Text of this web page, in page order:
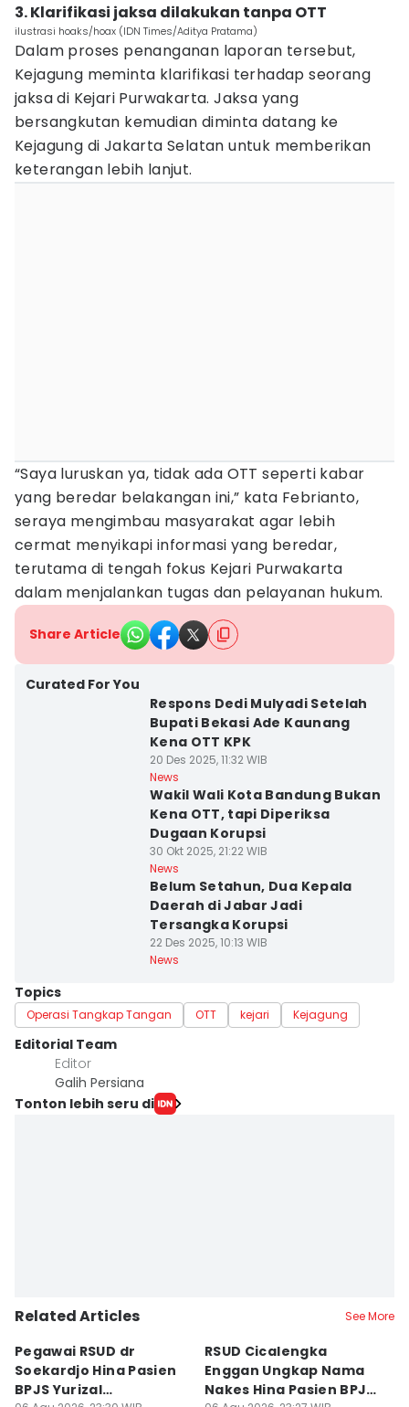
3. Klarifikasi jaksa dilakukan tanpa OTT
ilustrasi hoaks/hoax (IDN Times/Aditya Pratama)
Dalam proses penanganan laporan tersebut,
Kejagung meminta klarifikasi terhadap seorang
jaksa di Kejari Purwakarta. Jaksa yang
bersangkutan kemudian diminta datang ke
Kejagung di Jakarta Selatan untuk memberikan
keterangan lebih lanjut.
“Saya luruskan ya, tidak ada OTT seperti kabar
yang beredar belakangan ini,” kata Febrianto,
seraya mengimbau masyarakat agar lebih
cermat menyikapi informasi yang beredar,
terutama di tengah fokus Kejari Purwakarta
dalam menjalankan tugas dan pelayanan hukum.
Share Article
Curated For You
Respons Dedi Mulyadi Setelah
Bupati Bekasi Ade Kaunang
Kena OTT KPK
20 Des 2025, 11:32 WIB
News
Wakil Wali Kota Bandung Bukan
Kena OTT, tapi Diperiksa
Dugaan Korupsi
30 Okt 2025, 21:22 WIB
News
Belum Setahun, Dua Kepala
Daerah di Jabar Jadi
Tersangka Korupsi
22 Des 2025, 10:13 WIB
News
Topics
Operasi Tangkap Tangan OTT kejari Kejagung
Editorial Team
Editor
Galih Persiana
Tonton lebih seru di
Related Articles See More
Pegawai RSUD dr
Soekardjo Hina Pasien
BPJS Yurizal
RSUD Cicalengka
Enggan Ungkap Nama
Nakes Hina Pasien BPJS